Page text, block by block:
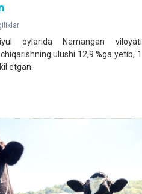
iyul oylarida Namangan viloyati
ulushi 12,9 %ga yetib, 1
etgan.